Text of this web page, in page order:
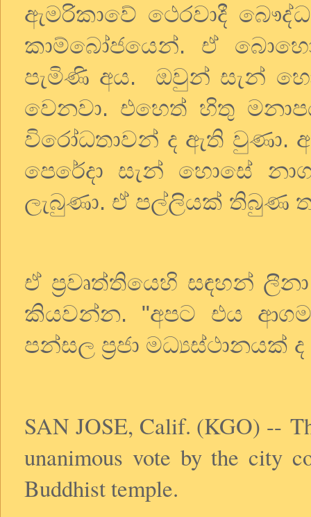
ඇමරිකාවේ ථෙරවාදී
කාම්බෝජයෙන්. ඒ
පැමිණි අය. ඔවුන් සැන්
වෙනවා. එහෙත් හිතු
විරෝධතාවන් ද ඇති වුණා.
පෙරේදා
සැන් හොසේ
ලැබුණා. ඒ පල්ලියක් තිබුණ
ඒ ප්‍රවෘත්තියෙහි සඳහන් ලීනා
කියවන්න. "අපට එය
පන්සල ප්‍රජා මධ්‍යස්ථානයක් ද
SAN JOSE, Calif. (KGO) --
unanimous vote by the city
Buddhist temple.